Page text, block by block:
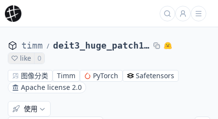
timm / deit3_huge_patch14_224.fb_in22k_ft_in1k
like
0
图像分类
Timm PyTorch
Safetensors
Apache license 2.0
使用